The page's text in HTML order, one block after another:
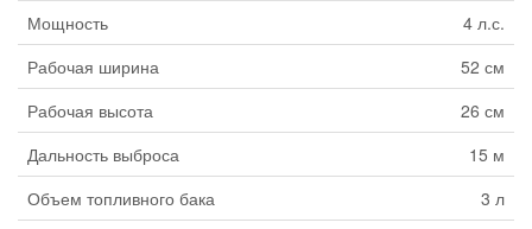
Мощность
4 л.с.
Рабочая ширина
52 см
Рабочая высота
26 см
Дальность выброса
15 м
Объем топливного бака
3 л